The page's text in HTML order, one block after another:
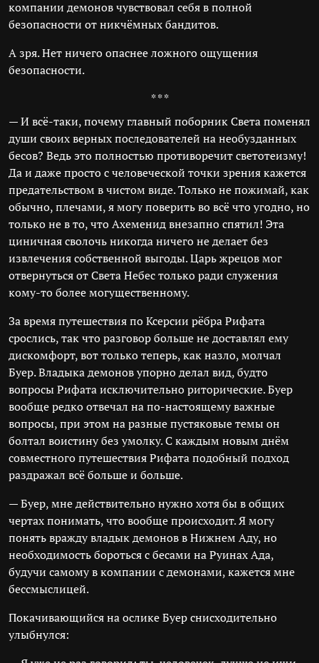
компании демонов чувствовал себя в полной
безопасности от никчёмных бандитов.
А зря. Нет ничего опаснее ложного ощущения
безопасности.
* * *
— И всё-таки, почему главный поборник Света поменял
души своих верных последователей на необузданных
бесов? Ведь это полностью противоречит светотеизму!
Да и даже просто с человеческой точки зрения кажется
предательством в чистом виде. Только не пожимай, как
обычно, плечами, я могу поверить во всё что угодно, но
только не в то, что Ахеменид внезапно спятил! Эта
циничная сволочь никогда ничего не делает без
извлечения собственной выгоды. Царь жрецов мог
отвернуться от Света Небес только ради служения
кому-то более могущественному.
За время путешествия по Ксерсии рёбра Рифата
срослись, так что разговор больше не доставлял ему
дискомфорт, вот только теперь, как назло, молчал
Буер. Владыка демонов упорно делал вид, будто
вопросы Рифата исключительно риторические. Буер
вообще редко отвечал на по-настоящему важные
вопросы, при этом на разные пустяковые темы он
болтал воистину без умолку. С каждым новым днём
совместного путешествия Рифата подобный подход
раздражал всё больше и больше.
— Буер, мне действительно нужно хотя бы в общих
чертах понимать, что вообще происходит. Я могу
понять вражду владык демонов в Нижнем Аду, но
необходимость бороться с бесами на Руинах Ада,
будучи самому в компании с демонами, кажется мне
бессмыслицей.
Покачивающийся на ослике Буер снисходительно
улыбнулся: